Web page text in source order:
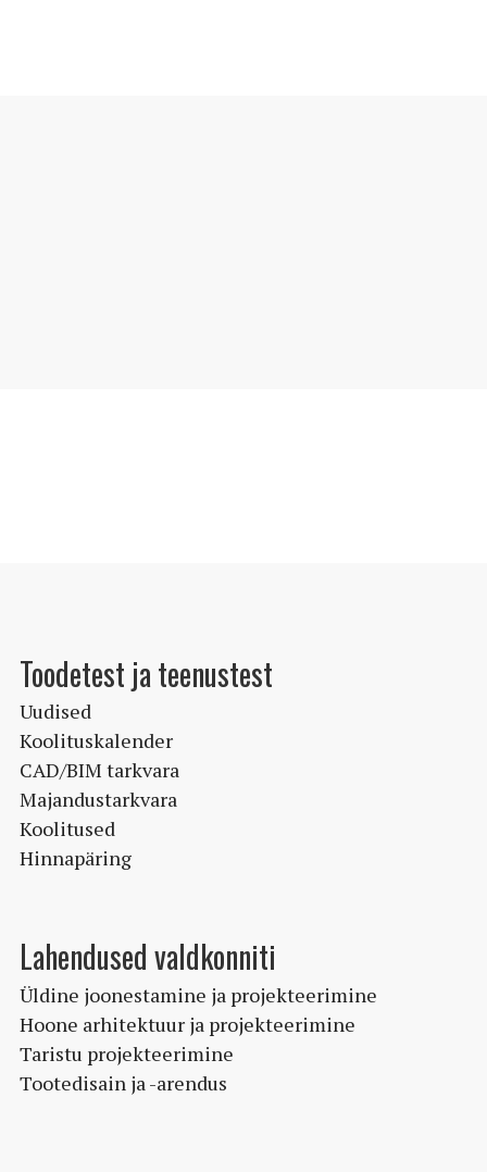
Toodetest ja teenustest
Uudised
Koolituskalender
CAD/BIM tarkvara
Majandustarkvara
Koolitused
Hinnapäring
Lahendused valdkonniti
Üldine joonestamine ja projekteerimine
Hoone arhitektuur ja projekteerimine
Taristu projekteerimine
Tootedisain ja -arendus